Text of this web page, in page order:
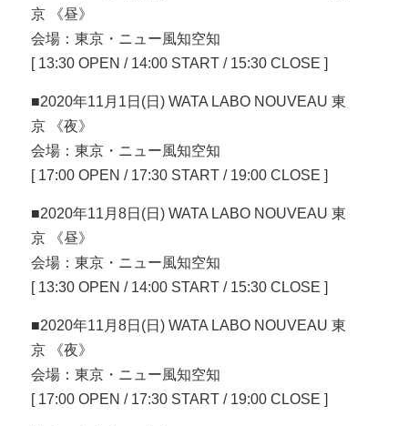
京 《昼》
会場：東京・ニュー風知空知
[ 13:30 OPEN / 14:00 START / 15:30 CLOSE ]
■2020年11月1日(日) WATA LABO NOUVEAU 東
京 《夜》
会場：東京・ニュー風知空知
[ 17:00 OPEN / 17:30 START / 19:00 CLOSE ]
■2020年11月8日(日) WATA LABO NOUVEAU 東
京 《昼》
会場：東京・ニュー風知空知
[ 13:30 OPEN / 14:00 START / 15:30 CLOSE ]
■2020年11月8日(日) WATA LABO NOUVEAU 東
京 《夜》
会場：東京・ニュー風知空知
[ 17:00 OPEN / 17:30 START / 19:00 CLOSE ]